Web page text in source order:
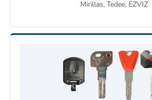
Mirillas, Tedee, EZVIZ